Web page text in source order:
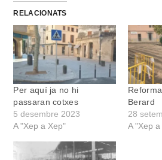
RELACIONATS
Per aquí ja no hi
passaran cotxes
5 desembre 2023
A "Xep a Xep"
Berard
28
A "Xep